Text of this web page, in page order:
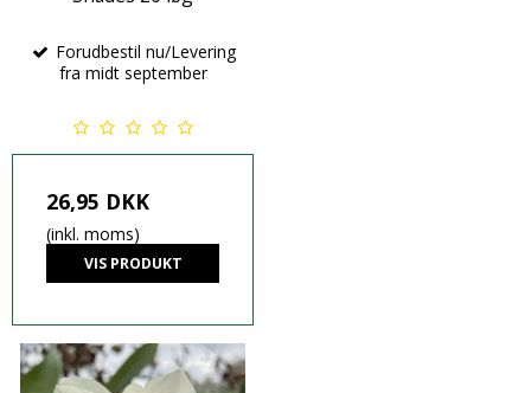
Forudbestil nu/Levering
fra midt september
26,95 DKK
(inkl. moms)
VIS PRODUKT